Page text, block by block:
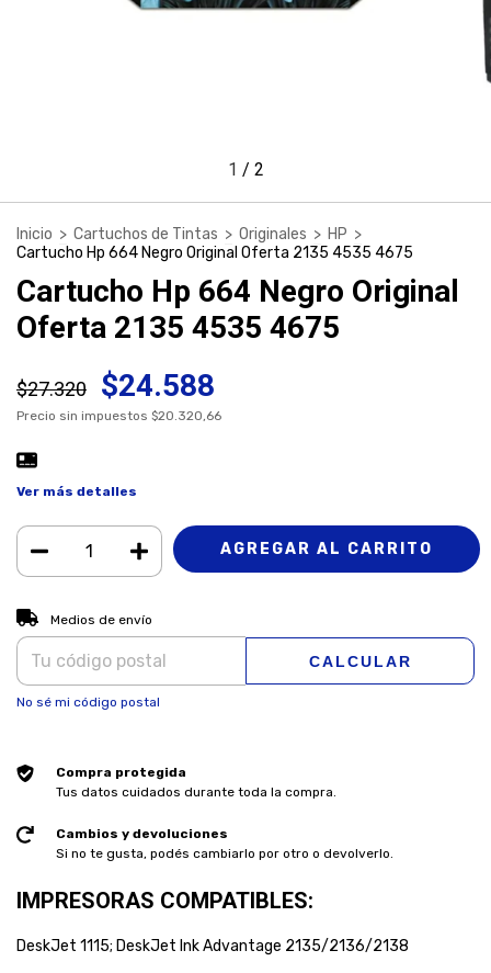
1 / 2
Inicio > Cartuchos de Tintas > Originales > HP >
Cartucho Hp 664 Negro Original Oferta 2135 4535 4675
Cartucho Hp 664 Negro Original
Oferta 2135 4535 4675
$27.320 $24.588
Precio sin impuestos $20.320,66
Ver más detalles
Entregas para el CP:
Medios de envío
CALCULAR
No sé mi código postal
Compra protegida
Tus datos cuidados durante toda la compra.
Cambios y devoluciones
Si no te gusta, podés cambiarlo por otro o devolverlo.
IMPRESORAS COMPATIBLES:
DeskJet 1115; DeskJet Ink Advantage 2135/2136/2138